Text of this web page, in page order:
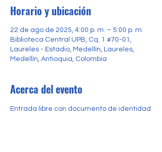
Horario y ubicación
22 de ago de 2025, 4:00 p. m. – 5:00 p. m.
Biblioteca Central UPB, Cq. 1 #70-01,
Laureles - Estadio, Medellín, Laureles,
Medellín, Antioquia, Colombia
Acerca del evento
Entrada libre con documento de identidad